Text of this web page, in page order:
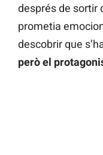
després de sortir
prometia
descobrir que
però el